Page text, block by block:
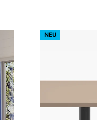
Lifttalk quadratisch
NEU